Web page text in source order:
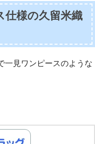
仕様の久留米織
一見ワンピースのような